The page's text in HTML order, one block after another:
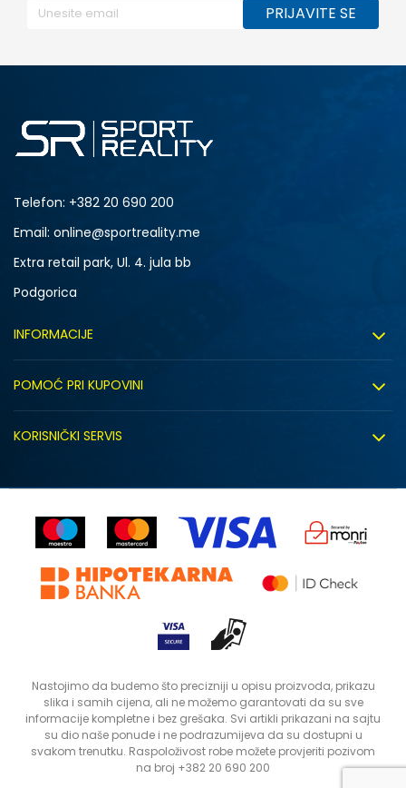
PRIJAVITE SE
Telefon: +382 20 690 200
Email: online@sportreality.me
Extra retail park, Ul. 4. jula bb
Podgorica
INFORMACIJE
Zapošljavanje
Sindikalna prodaja
Kontakt
Prodavnice
POMOĆ PRI KUPOVINI
Kako kupiti
Uputstvo za registraciju
KORISNIČKI SERVIS
Reklamacije
Povrat robe i povrat sredstava
Status porudžbine
Nastojimo da budemo što precizniji u opisu proizvoda, prikazu
slika i samih cijena, ali ne možemo garantovati da su sve
informacije kompletne i bez grešaka. Svi artikli prikazani na sajtu
su dio naše ponude i ne podrazumijeva da su dostupni u
svakom trenutku. Raspoloživost robe možete provjeriti pozivom
na broj +382 20 690 200